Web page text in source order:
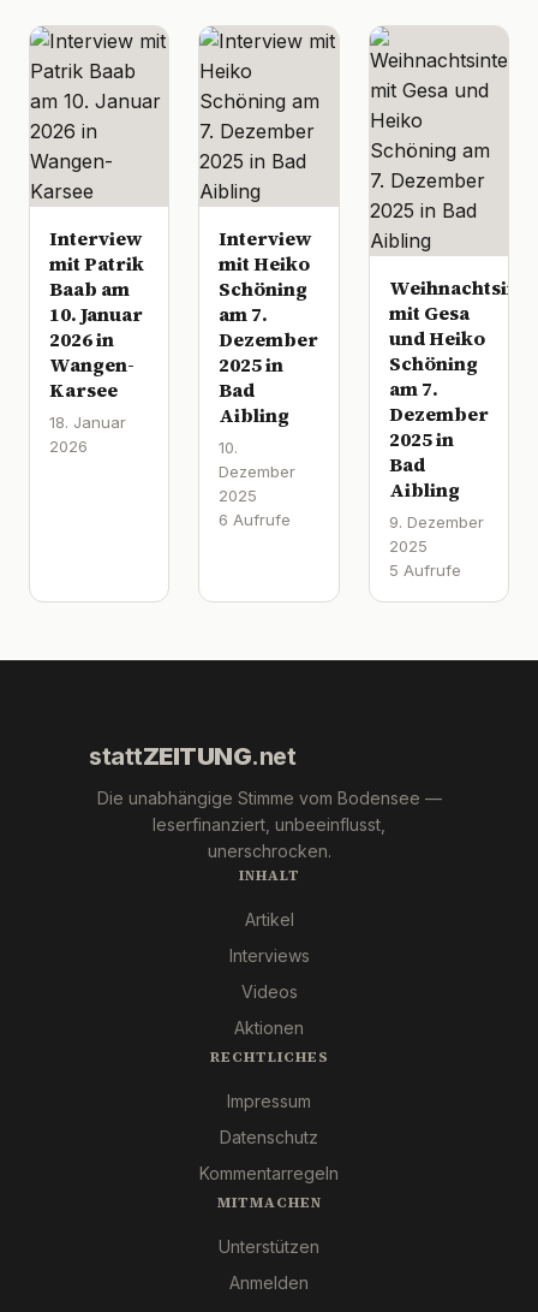
Interview
mit Patrik
Baab am
10. Januar
2026 in
Wangen-
Karsee
18. Januar
2026
Interview
mit Heiko
Schöning
am 7.
Dezember
2025 in
Bad
Aibling
10.
Dezember
2025
6 Aufrufe
mit Gesa
und Heiko
Schöning
am 7.
Dezember
2025 in
Bad
Aibling
9. Dezember
2025
5 Aufrufe
stattZEITUNG.net
Die unabhängige Stimme vom Bodensee —
leserfinanziert, unbeeinflusst,
unerschrocken.
INHALT
Artikel
Interviews
Videos
Aktionen
RECHTLICHES
Impressum
Datenschutz
Kommentarregeln
MITMACHEN
Unterstützen
Anmelden